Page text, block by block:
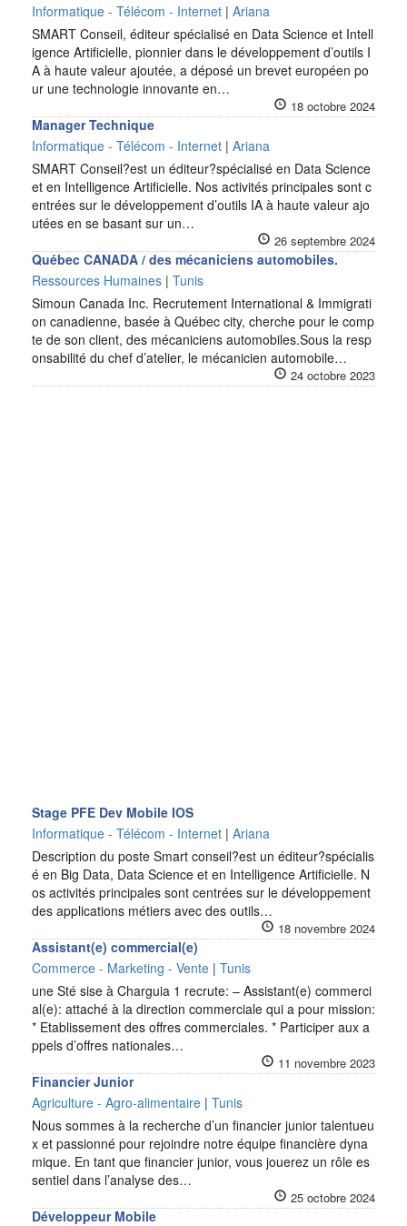
Informatique - Télécom - Internet | Ariana
SMART Conseil, éditeur spécialisé en Data Science et Intell
igence Artificielle, pionnier dans le développement d’outils I
A à haute valeur ajoutée, a déposé un brevet européen po
ur une technologie innovante en…
18 octobre 2024
Manager Technique
Informatique - Télécom - Internet | Ariana
SMART Conseil?est un éditeur?spécialisé en Data Science
et en Intelligence Artificielle. Nos activités principales sont c
entrées sur le développement d’outils IA à haute valeur ajo
utées en se basant sur un…
26 septembre 2024
Québec CANADA / des mécaniciens automobiles.
Ressources Humaines | Tunis
Simoun Canada Inc. Recrutement International & Immigrati
on canadienne, basée à Québec city, cherche pour le comp
te de son client, des mécaniciens automobiles.Sous la resp
onsabilité du chef d’atelier, le mécanicien automobile…
24 octobre 2023
Stage PFE Dev Mobile IOS
Informatique - Télécom - Internet | Ariana
Description du poste Smart conseil?est un éditeur?spécialis
é en Big Data, Data Science et en Intelligence Artificielle. N
os activités principales sont centrées sur le développement
des applications métiers avec des outils…
18 novembre 2024
Assistant(e) commercial(e)
Commerce - Marketing - Vente | Tunis
une Sté sise à Charguia 1 recrute: – Assistant(e) commerci
al(e): attaché à la direction commerciale qui a pour mission:
* Etablissement des offres commerciales. * Participer aux a
ppels d’offres nationales…
11 novembre 2023
Financier Junior
Agriculture - Agro-alimentaire | Tunis
Nous sommes à la recherche d’un financier junior talentueu
x et passionné pour rejoindre notre équipe financière dyna
mique. En tant que financier junior, vous jouerez un rôle es
sentiel dans l’analyse des…
25 octobre 2024
Développeur Mobile